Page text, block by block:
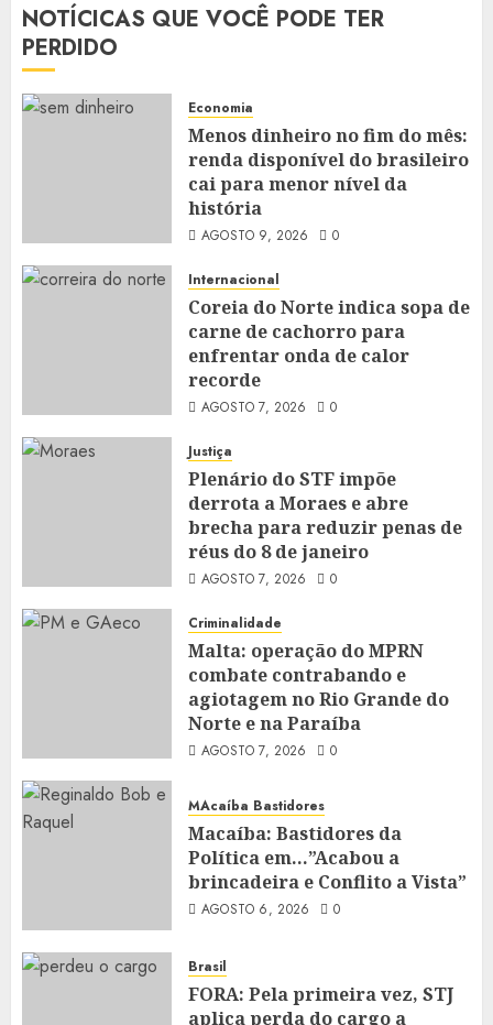
NOTÍCICAS QUE VOCÊ PODE TER
PERDIDO
Economia
Menos dinheiro no fim do mês:
renda disponível do brasileiro
cai para menor nível da
história
AGOSTO 9, 2026 0
Internacional
Coreia do Norte indica sopa de
carne de cachorro para
enfrentar onda de calor
recorde
AGOSTO 7, 2026 0
Justiça
Plenário do STF impõe
derrota a Moraes e abre
brecha para reduzir penas de
réus do 8 de janeiro
AGOSTO 7, 2026 0
Criminalidade
Malta: operação do MPRN
combate contrabando e
agiotagem no Rio Grande do
Norte e na Paraíba
AGOSTO 7, 2026 0
MAcaíba Bastidores
Macaíba: Bastidores da
Política em…”Acabou a
brincadeira e Conflito a Vista”
AGOSTO 6, 2026 0
Brasil
FORA: Pela primeira vez, STJ
aplica perda do cargo a